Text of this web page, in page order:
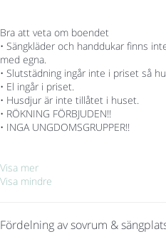
Bra att veta om boendet
• Sängkläder och handdukar finns
med egna.
• Slutstädning ingår inte i priset så
• El ingår i priset.
• Husdjur är inte tillåtet i huset.
• RÖKNING FÖRBJUDEN!!
• INGA UNGDOMSGRUPPER!!
Visa mer
Visa mindre
Fördelning av sovrum &